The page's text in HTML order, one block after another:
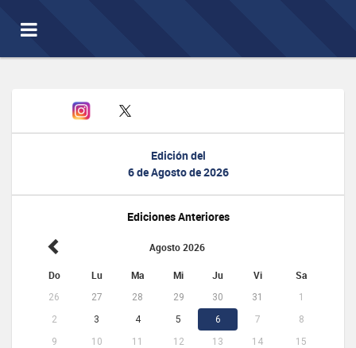
Toggle
navigation
Edición del
6 de Agosto de 2026
Ediciones Anteriores
Agosto 2026
Do Lu Ma Mi Ju Vi Sa
26 27 28 29 30 31
1
2
3 4 5 6 7
8
9
10 11 12 13 14
15